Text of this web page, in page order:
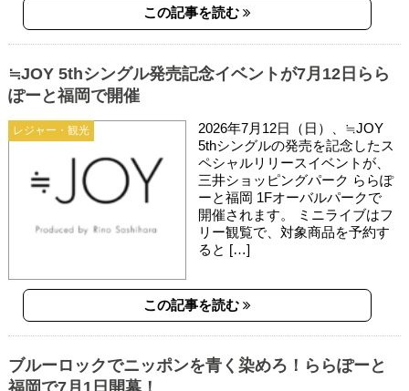
この記事を読む
レジャー・観光
≒JOY 5thシングル発売記念イベントが7月12日らら
ぽーと福岡で開催
2026年7月12日（日）、≒JOY
5thシングルの発売を記念したス
ペシャルリリースイベントが、
三井ショッピングパーク ららぽ
ーと福岡 1Fオーバルパークで
開催されます。 ミニライブはフ
リー観覧で、対象商品を予約す
ると […]
この記事を読む
ブルーロックでニッポンを青く染めろ！ららぽーと
福岡で7月1日開幕！